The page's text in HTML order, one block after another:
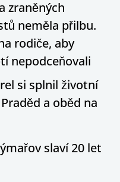
zraněných
neměla přilbu.
rodiče, aby
nepodceňovali
si splnil životní
a oběd na
slaví 20 let